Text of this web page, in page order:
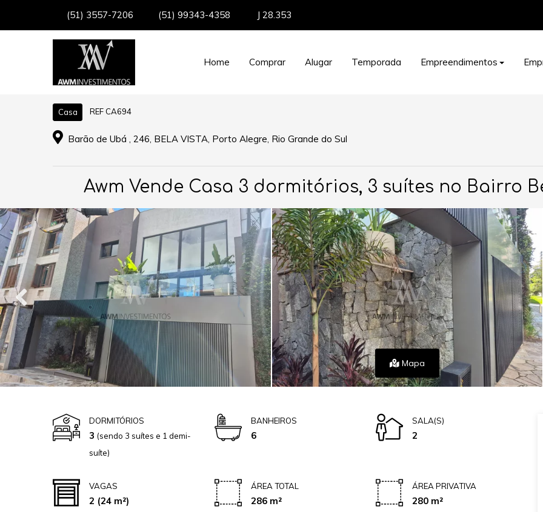
(51) 3557-7206 (51) 99343-4358 J 28.353
Home Comprar Alugar Temporada Empreendimentos
Casa REF CA694
Barão de Ubá , 246, BELA VISTA, Porto Alegre, Rio Grande do Sul
Awm Vende Casa 3 dormitórios, 3 suítes no Bairro
Mapa
DORMITÓRIOS
3 (sendo 3 suítes e 1 demi-
suíte)
BANHEIROS
6
SALA(S)
2
VAGAS
2 (24 m²)
ÁREA TOTAL
286 m²
ÁREA PRIVATIVA
280 m²